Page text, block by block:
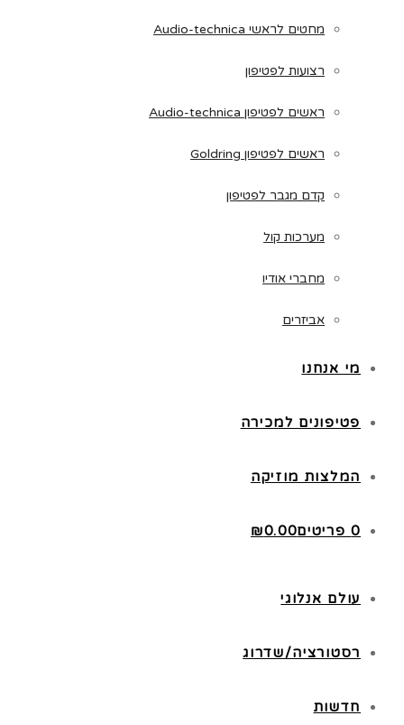
מחטים לראשי Audio-technica
רצועות לפטיפון
ראשים לפטיפון Audio-technica
ראשים לפטיפון Goldring
קדם מגבר לפטיפון
מערכות קול
מחברי אודיו
אביזרים
מי אנחנו
פטיפונים למכירה
המלצות מוזיקה
0 פריטים ₪0.00
עולם אנלוגי
רסטורציה/שדרוג
חדשות